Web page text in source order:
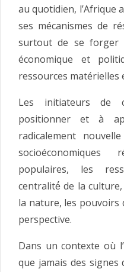
au quotidien, l’Afrique
ses mécanismes de
surtout de se forger
économique et
ressources matérielles
Les initiateurs de
positionner et à
radicalement
populaires, les
centralité́ de la
la nature, les pouvoirs
perspective.
Dans un contexte où
que jamais des signes